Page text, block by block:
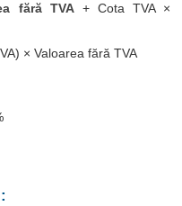
fără TVA+ Cota TVA ×
× Valoarea fără TVA